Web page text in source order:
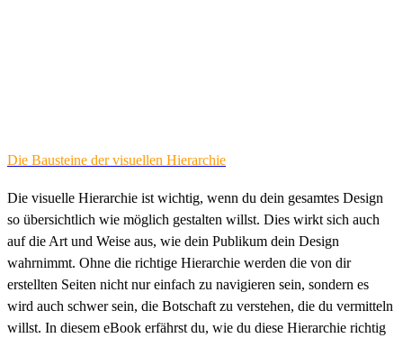
Die Bausteine der visuellen Hierarchie
Die visuelle Hierarchie ist wichtig, wenn du dein gesamtes Design
so übersichtlich wie möglich gestalten willst. Dies wirkt sich auch
auf die Art und Weise aus, wie dein Publikum dein Design
wahrnimmt. Ohne die richtige Hierarchie werden die von dir
erstellten Seiten nicht nur einfach zu navigieren sein, sondern es
wird auch schwer sein, die Botschaft zu verstehen, die du vermitteln
willst. In diesem eBook erfährst du, wie du diese Hierarchie richtig